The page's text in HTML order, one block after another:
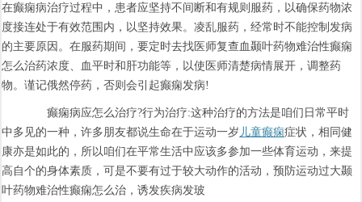
在癫痫病治疗过程中，患者应坚持不间断和有规则服药，以确保药物浓
度接连处于有效范围内，以坚持效果。凌乱服药，经常时不能控制发病
的主要原因。在服药期间，要定时去找医师复查血颞叶药物难治性癫痫
怎么治药浓度、血平时和肝功能等，以使医师清楚病情展开，调整药
物。谨记俄然停药，否则会引起癫痫发病!
癫痫病应怎么治疗?行为治疗:这种治疗的方法是咱们日常平时
中多见的一种，许多朋友都说生命在于运动一岁 儿童癫痫症状，相同健
康亦是如此的，所以咱们在平常生活中应该多参加一些体育运动，来提
高自个的身体素质，可是不要有过于较大动作的活动，预防运动过大颞
叶药物难治性癫痫怎么治，诱发疾病发玻